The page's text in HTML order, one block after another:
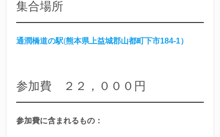
集合場所
通潤橋道の駅(熊本県上益城郡山都町下市184-1）
参加費 ２２，０００円
参加費に含まれるもの：